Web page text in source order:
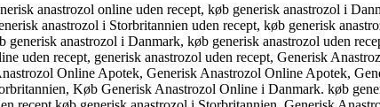
anastrozol online uden recept, køb generisk anastrozol i
anastrozol i Storbritannien uden recept, køb generisk
anastrozol i Danmark, køb generisk anastrozol uden
uden recept, generisk anastrozol uden recept, Generisk
Online Apotek, Generisk Anastrozol Online Apotek,
Køb Generisk Anastrozol Online i Danmark. køb